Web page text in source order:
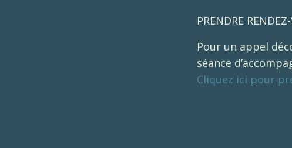
PRENDRE
Pour un appel
séance
Cliquez ici pour